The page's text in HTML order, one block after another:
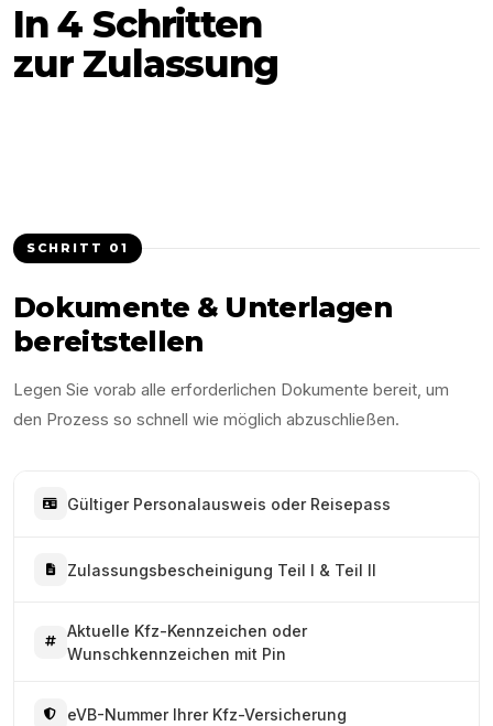
In 4 Schritten
zur Zulassung
SCHRITT 01
Dokumente & Unterlagen
bereitstellen
Legen Sie vorab alle erforderlichen Dokumente bereit, um
den Prozess so schnell wie möglich abzuschließen.
Gültiger Personalausweis oder Reisepass
Zulassungsbescheinigung Teil I & Teil II
Aktuelle Kfz-Kennzeichen oder
Wunschkennzeichen mit Pin
eVB-Nummer Ihrer Kfz-Versicherung